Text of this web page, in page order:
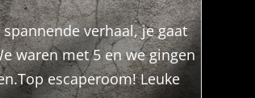
verhaal, je gaat
waren met 5 en we gingen
escaperoom! Leuke